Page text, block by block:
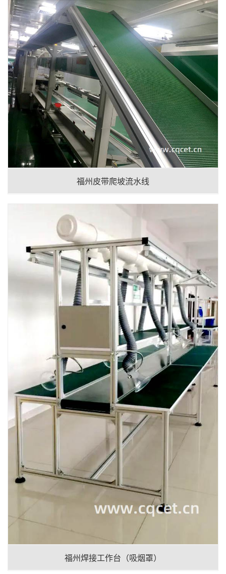
福州皮带爬坡流水线
福州焊接工作台（吸烟罩）